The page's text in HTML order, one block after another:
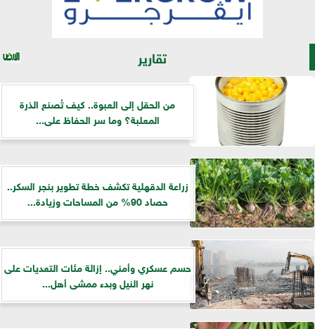
تقارير
من الحقل إلى العبوة.. كيف تُصنع الذرة
المعلبة؟ وما سر الحفاظ على...
زراعة الدقهلية تكشف خطة تطوير بنجر السكر..
حصاد 90% من المساحات وزيادة...
حسم عسكري وأمني.. إزالة مئات التعديات على
نهر النيل وبدء ممشى أهل...